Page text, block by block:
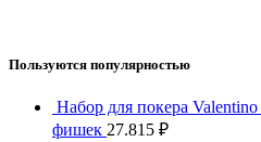
Пользуются популярностью
Набор для покера
фишек 27.815 ₽